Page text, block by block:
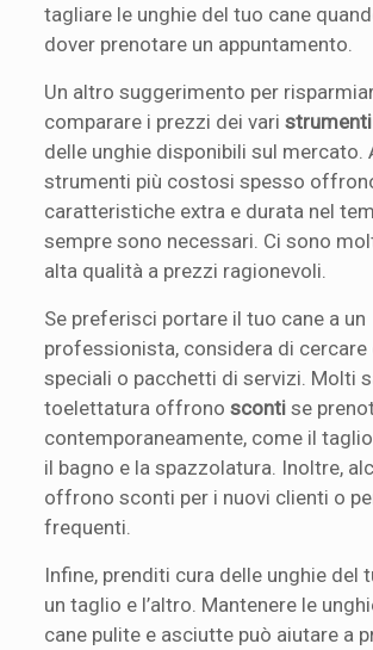
tagliare le unghie del tuo cane
dover prenotare un appuntamento.
Un altro suggerimento per
comparare i prezzi dei varistrumenti
delle unghie disponibili sul mercato.
strumenti più costosi spesso
caratteristiche extra e durata nel
sempre sono necessari. Ci sono
alta qualità a prezzi ragionevoli.
Se preferisci portare il tuo cane a un
professionista, considera di
speciali o pacchetti di servizi. Molti
toelettatura offronosconti se
contemporaneamente, come il
il bagno e la spazzolatura. Inoltre,
offrono sconti per i nuovi clienti o
frequenti.
Infine, prenditi cura delle unghie del
un taglio e l’altro. Mantenere le
cane pulite e asciutte può aiutare a